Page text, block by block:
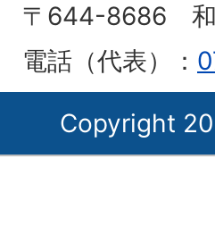
〒644-8686 和
電話（代表）：
Copyright